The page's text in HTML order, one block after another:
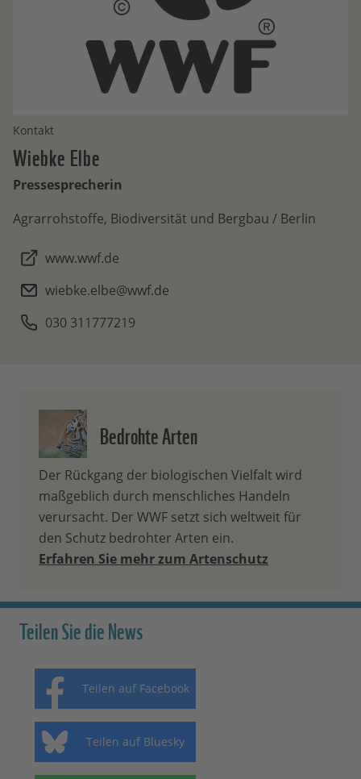
Kontakt
WiebkeElbe
Pressesprecherin
Agrarrohstoffe, Biodiversität und Bergbau / Berlin
www.wwf.de
wiebke.elbe@wwf.de
030 311777219
Bedrohte Arten
Der Rückgang der biologischen Vielfalt wird
maßgeblich durch menschliches Handeln
verursacht. Der WWF setzt sich weltweit für
den Schutz bedrohter Arten ein.
Erfahren Sie mehr zum Artenschutz
Teilen Sie die News
Teilen auf Facebook
Teilen auf Bluesky